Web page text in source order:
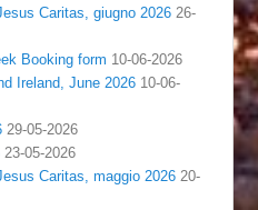
Caritas, giugno 2026 26-
Booking form 10-06-2026
Ireland, June 2026 10-06-
29-05-2026
23-05-2026
Caritas, maggio 2026 20-